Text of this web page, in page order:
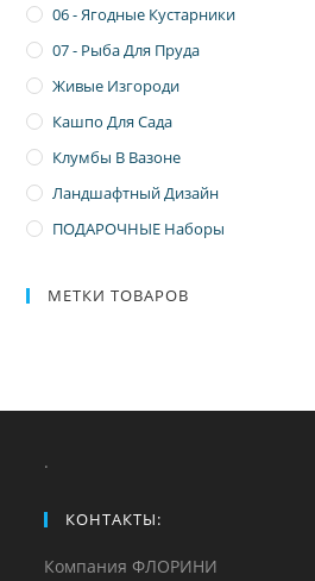
06 - Ягодные Кустарники
07 - Рыба Для Пруда
Живые Изгороди
Кашпо Для Сада
Клумбы В Вазоне
Ландшафтный Дизайн
ПОДАРОЧНЫЕ Наборы
МЕТКИ ТОВАРОВ
.
КОНТАКТЫ:
Компания ФЛОРИНИ